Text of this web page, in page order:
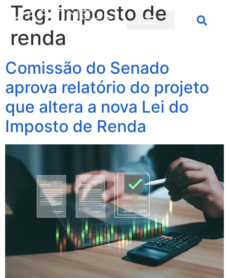
Tag: imposto de
renda
Comissão do Senado
aprova relatório do projeto
que altera a nova Lei do
Imposto de Renda